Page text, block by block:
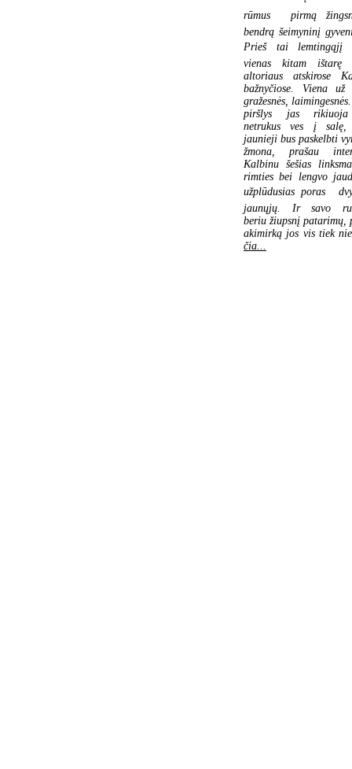
rūmus  pirmą
bendrą šeimyninį
Prieš tai lemtingąjį
vienas kitam ištarę
altoriaus atskirose
bažnyčiose. Viena už
gražesnės,
piršlys jas
netrukus ves į salę,
jaunieji bus paskelbti
žmona, prašau
Kalbinu šešias
rimties bei lengvo
užplūdusias poras 
jaunųjų. Ir savo
beriu žiupsnį patarimų,
akimirką jos vis tiek
čia...